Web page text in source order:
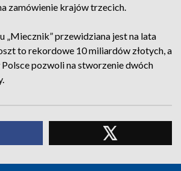
zamówienie krajów trzecich.
„Miecznik” przewidziana jest na lata
to rekordowe 10 miliardów złotych, a
pozwoli na stworzenie dwóch